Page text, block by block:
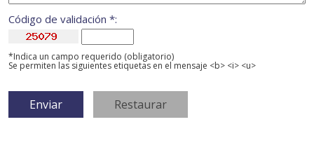
Código de validación *:
*Indica un campo requerido (obligatorio)
Se permiten las siguientes etiquetas en el mensaje <b> <i> <u>